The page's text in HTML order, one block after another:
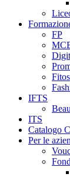
FP
IFTS
ITS
Catalogo
Per le